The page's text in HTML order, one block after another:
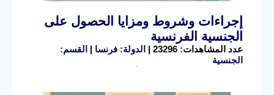
إجراءات وشروط ومزايا الحصول على
الجنسية الفرنسية
عدد المشاهدات: 23296 | الدولة: فرنسا | القسم:
الجنسية